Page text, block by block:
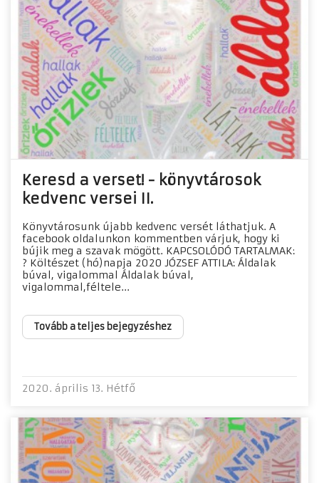
Keresd a verset! - könyvtárosok
kedvenc versei II.
Könyvtárosunk újabb kedvenc versét láthatjuk. A
facebook oldalunkon kommentben várjuk, hogy ki
bújik meg a szavak mögött. KAPCSOLÓDÓ TARTALMAK:
? Költészet (hó)napja 2020 JÓZSEF ATTILA: Áldalak
búval, vigalommal Áldalak búval,
vigalommal,féltele...
Tovább a teljes bejegyzéshez
2020. április 13. Hétfő